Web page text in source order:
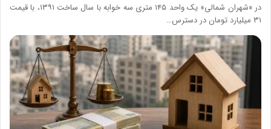
در «شهران شمالی» یک واحد ۱۴۵ متری سه خوابه با سال ساخت ۱۳۹۱، با قیمت
۳۱ میلیارد تومان در دسترس…